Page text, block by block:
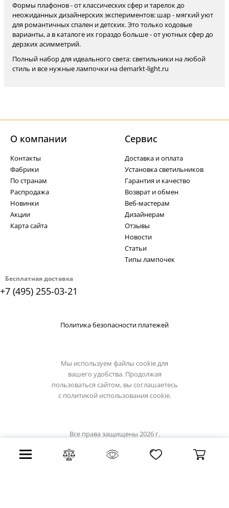
Формы плафонов - от классических сфер и тарелок до
неожиданных дизайнерских экспериментов: шар - мягкий уют
для романтичных спален и детских. Это только ходовые
варианты, а в каталоге их гораздо больше - от уютных сфер до
дерзких асимметрий.
Полный набор для идеального света: светильники на любой
стиль и все нужные лампочки на demarkt-light.ru
Бесплатная доставка
+7 (495) 255-03-21
О компании
Контакты
Фабрики
По странам
Распродажа
Новинки
Акции
Карта сайта
Cервис
Доставка и оплата
Установка светильников
Гарантия и качество
Возврат и обмен
Веб-мастерам
Дизайнерам
Отзывы
Новости
Статьи
Типы лампочек
Политика безопасности платежей
Мы используем файлы cookie для
вашего удобства. Продолжая
пользоваться сайтом, вы соглашаетесь
с политикой использования cookie.
Все права защищены 2026 г.